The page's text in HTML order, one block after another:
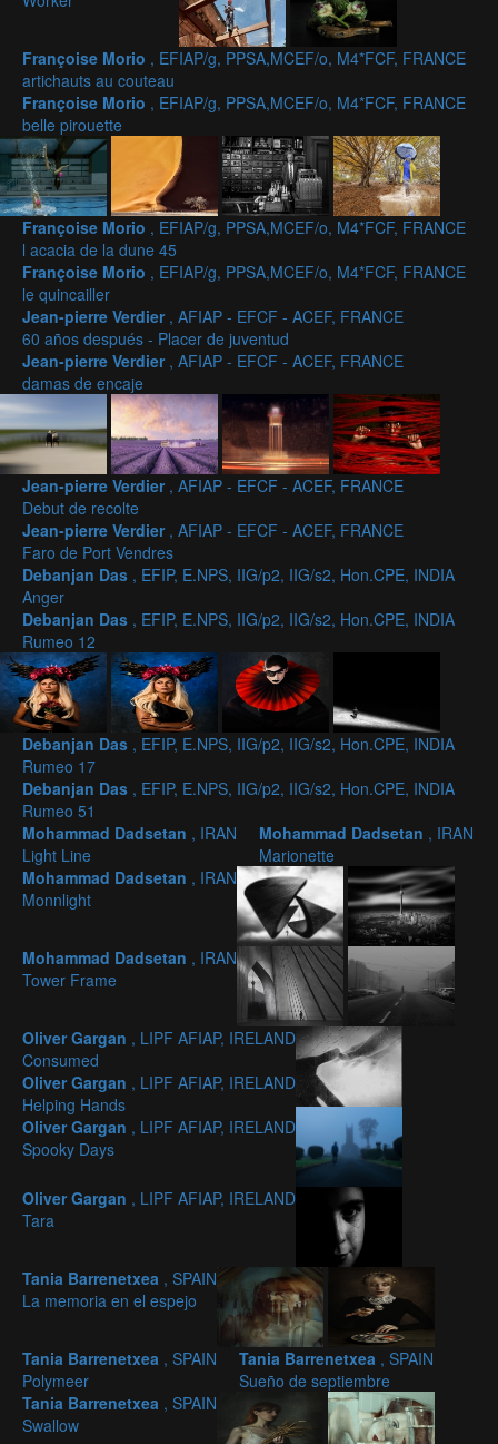
Françoise Morio , EFIAP/g, PPSA,MCEF/o, M4*FCF, FRANCE
artichauts au couteau
Françoise Morio , EFIAP/g, PPSA,MCEF/o, M4*FCF, FRANCE
belle pirouette
Françoise Morio , EFIAP/g, PPSA,MCEF/o, M4*FCF, FRANCE
l acacia de la dune 45
Françoise Morio , EFIAP/g, PPSA,MCEF/o, M4*FCF, FRANCE
le quincailler
Jean-pierre Verdier , AFIAP - EFCF - ACEF, FRANCE
60 años después - Placer de juventud
Jean-pierre Verdier , AFIAP - EFCF - ACEF, FRANCE
damas de encaje
Jean-pierre Verdier , AFIAP - EFCF - ACEF, FRANCE
Debut de recolte
Jean-pierre Verdier , AFIAP - EFCF - ACEF, FRANCE
Faro de Port Vendres
Debanjan Das , EFIP, E.NPS, IIG/p2, IIG/s2, Hon.CPE, INDIA
Anger
Debanjan Das , EFIP, E.NPS, IIG/p2, IIG/s2, Hon.CPE, INDIA
Rumeo 12
Debanjan Das , EFIP, E.NPS, IIG/p2, IIG/s2, Hon.CPE, INDIA
Rumeo 17
Debanjan Das , EFIP, E.NPS, IIG/p2, IIG/s2, Hon.CPE, INDIA
Rumeo 51
Mohammad Dadsetan , IRAN
Light Line
Mohammad Dadsetan , IRAN
Marionette
Mohammad Dadsetan , IRAN
Monnlight
Mohammad Dadsetan , IRAN
Tower Frame
Oliver Gargan , LIPF AFIAP, IRELAND
Consumed
Oliver Gargan , LIPF AFIAP, IRELAND
Helping Hands
Oliver Gargan , LIPF AFIAP, IRELAND
Spooky Days
Oliver Gargan , LIPF AFIAP, IRELAND
Tara
Tania Barrenetxea , SPAIN
La memoria en el espejo
Tania Barrenetxea , SPAIN
Polymeer
Tania Barrenetxea , SPAIN
Sueño de septiembre
Tania Barrenetxea , SPAIN
Swallow